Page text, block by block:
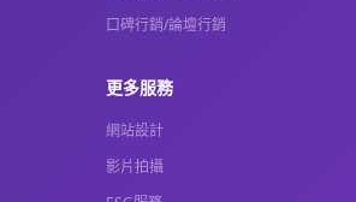
口碑行銷/論壇行銷
更多服務
網站設計
影片拍攝